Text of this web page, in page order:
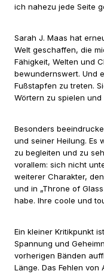
ich nahezu jede Seite
Sarah J. Maas hat
Welt geschaffen, die
Fähigkeit, Welten und
bewundernswert. Und
Fußstapfen zu treten.
Wörtern zu spielen
Besonders
und seiner Heilung. Es
zu begleiten und zu
vorallem: sich nicht
weiterer Charakter,
und in „Throne of
habe. Ihre coole und
Ein kleiner Kritikpunkt
Spannung und
vorherigen Bänden
Länge. Das Fehlen von